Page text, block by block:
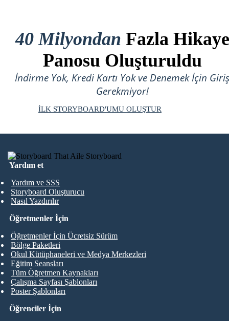
40 Milyondan Fazla Hikaye
Panosu Oluşturuldu
İndirme Yok, Kredi Kartı Yok ve Denemek İçin Giriş
Gerekmiyor!
İLK STORYBOARD'UMU OLUŞTUR
Yardım et
Yardım ve SSS
Storyboard Oluşturucu
Nasıl Yazdırılır
Öğrenciler İçin
Öğretmenler İçin
Öğretmenler İçin Ücretsiz Sürüm
Bölge Paketleri
Okul Kütüphaneleri ve Medya Merkezleri
Eğitim Seansları
Tüm Öğretmen Kaynakları
Çalışma Sayfası Şablonları
Poster Şablonları